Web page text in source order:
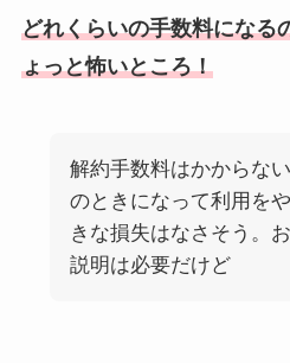
どれくらいの手数料になる
ょっと怖いところ！
解約手数料はかからな
のときになって利用を
きな損失はなさそう。
説明は必要だけど